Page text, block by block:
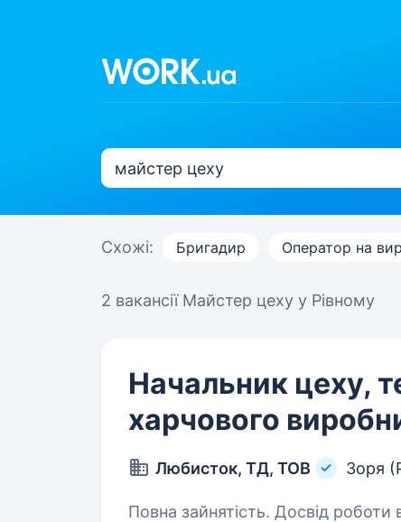
Схожі: Бригадир Оператор на
2 вакансії Майстер цеху у Рівному
Начальник цеху,
харчового
Любисток, ТД, ТОВ Зоря
Повна зайнятість. Досвід роботи від 1